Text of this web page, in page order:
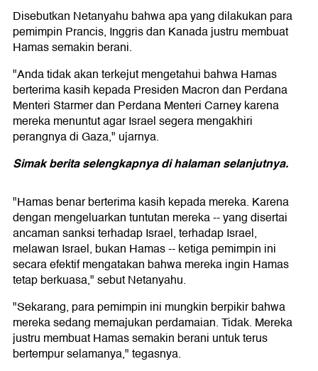
Disebutkan Netanyahu bahwa apa yang dilakukan para
pemimpin Prancis, Inggris dan Kanada justru membuat
Hamas semakin berani.
"Anda tidak akan terkejut mengetahui bahwa Hamas
berterima kasih kepada Presiden Macron dan Perdana
Menteri Starmer dan Perdana Menteri Carney karena
mereka menuntut agar Israel segera mengakhiri
perangnya di Gaza," ujarnya.
Simak berita selengkapnya di halaman selanjutnya.
"Hamas benar berterima kasih kepada mereka. Karena
dengan mengeluarkan tuntutan mereka -- yang disertai
ancaman sanksi terhadap Israel, terhadap Israel,
melawan Israel, bukan Hamas -- ketiga pemimpin ini
secara efektif mengatakan bahwa mereka ingin Hamas
tetap berkuasa," sebut Netanyahu.
"Sekarang, para pemimpin ini mungkin berpikir bahwa
mereka sedang memajukan perdamaian. Tidak. Mereka
justru membuat Hamas semakin berani untuk terus
bertempur selamanya," tegasnya.